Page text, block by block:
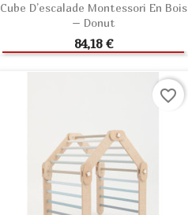
Cube D’escalade Montessori En Bois
– Donut
Prix
84,18 €
AJOUTER AU PANIER
favorite_border